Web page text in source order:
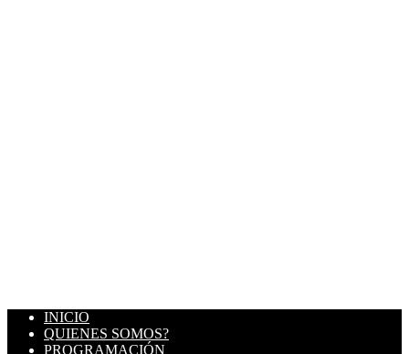
INICIO
QUIENES SOMOS?
PROGRAMACIÓN